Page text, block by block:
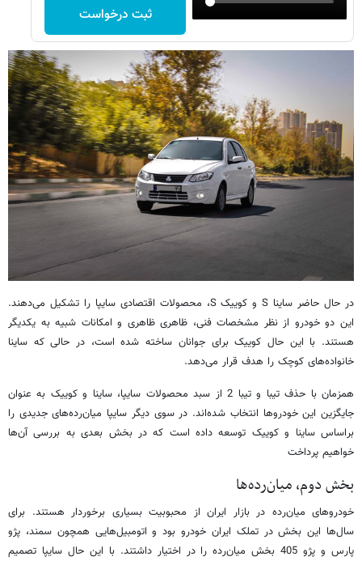
ثبت درخواست
در حال حاضر ساینا S و کوییک S، محصولات اقتصادی سایپا را تشکیل می‌دهند.
این دو خودرو از نظر مشخصات فنی، ظاهری ظاهری و امکانات شبیه به یکدیگر
هستند. با این حال کوییک برای جوانان ساخته شده است، در حالی که ساینا
خانواده‌های کوچک را هدف قرار می‌دهد.
همزمان با حذف تیبا و تیبا 2 از سبد محصولات سایپا، ساینا و کوییک به عنوان
جایگزین این خودروها انتخاب شده‌اند. در سوی دیگر سایپا میان‌رده‌های جدیدی را
براساس ساینا و کوییک توسعه داده است که در بخش بعدی به بررسی آن‌ها
خواهیم پرداخت
بخش دوم، میان‌رده‌ها
خودروهای میان‌رده در بازار ایران از محبوبیت بسیاری برخوردار هستند. برای
سال‌ها این بخش در تملک ایران خودرو بود و اتومبیل‌هایی همچون سمند، پژو
پارس و پژو 405 بخش میان‌رده را در اختیار داشتند. با این حال سایپا تصمیم